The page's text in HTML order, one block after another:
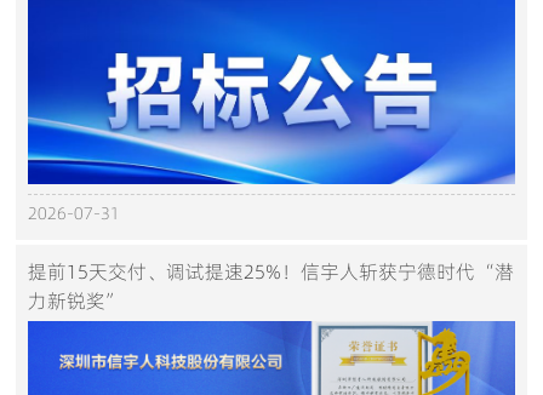
2026-07-31
提前15天交付、调试提速25%！信宇人斩获宁德时代“潜
力新锐奖”